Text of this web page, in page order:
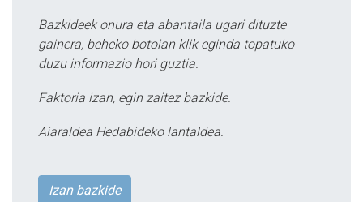
Bazkideek onura eta abantaila ugari dituzte
gainera, beheko botoian klik eginda topatuko
duzu informazio hori guztia.
Faktoria izan, egin zaitez bazkide.
Aiaraldea Hedabideko lantaldea.
Izan bazkide